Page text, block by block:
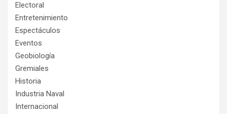
Electoral
Entretenimiento
Espectáculos
Eventos
Geobiología
Gremiales
Historia
Industria Naval
Internacional